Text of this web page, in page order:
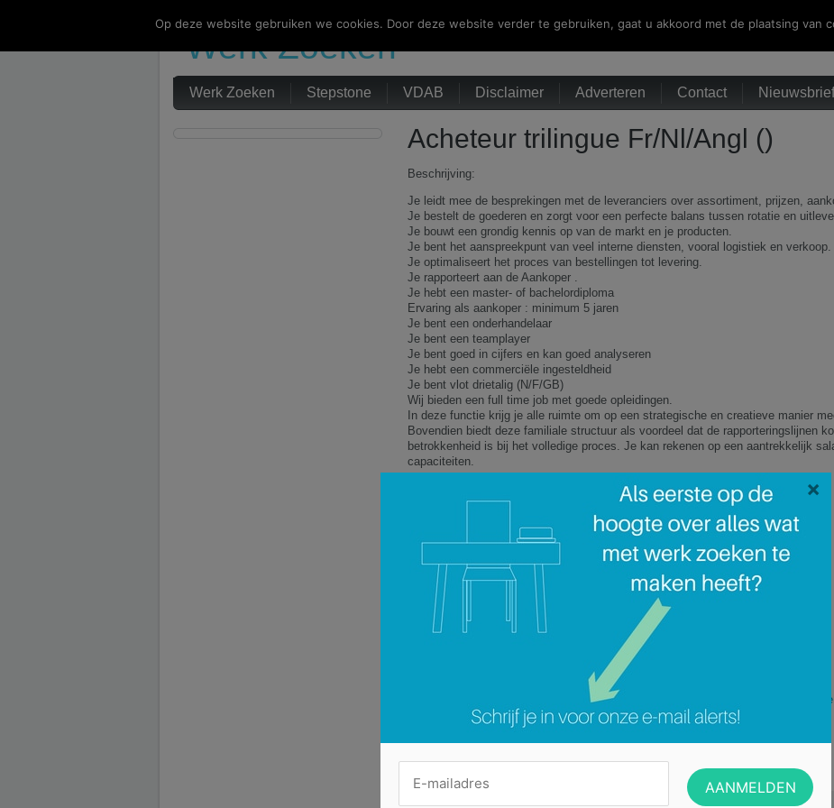
Werk Zoeken
Werk Zoeken Stepstone VDAB Disclaimer Adverteren Contact Nieuwsbrief
Acheteur trilingue Fr/Nl/Angl ()
Beschrijving:
Je leidt mee de besprekingen met de leveranciers over assortiment, prijzen,
Je bestelt de goederen en zorgt voor een perfecte balans tussen rotatie en
Je bouwt een grondig kennis op van de markt en je producten.
Je bent het aanspreekpunt van veel interne diensten, vooral logistiek en verkoop.
Je optimaliseert het proces van bestellingen tot levering.
Je rapporteert aan de Aankoper .
Je hebt een master- of bachelordiploma
Ervaring als aankoper : minimum 5 jaren
Je bent een onderhandelaar
Je bent een teamplayer
Je bent goed in cijfers en kan goed analyseren
Je hebt een commerciële ingesteldheid
Je bent vlot drietalig (N/F/GB)
Wij bieden een full time job met goede opleidingen.
In deze functie krijg je alle ruimte om op een strategische en creatieve manier
Bovendien biedt deze familiale structuur als voordeel dat de rapporteringslijnen
betrokkenheid is bij het volledige proces. Je kan rekenen op een aantrekkelijk
capaciteiten.
Actief.ath@actief.be
Actief Interim : VG.20/BUP – W.INT.033 – B-AA04.020
Actief Construct: VG.806/BC – W.INTC002 – B-AA04.019
Actief NV : 01018
Categorie:
IT Recruiter – International customers & contractors ()
Geef een reactie
Op deze website gebruiken we cookies. Door deze website verder te gebruiken, gaat u akkoord met de plaatsing van
×